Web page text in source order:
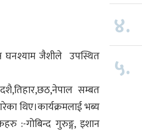
घनश्याम जैशीले उपस्थित
सम्बत
थिए।कार्यक्रमलाई भब्य
:-गोबिन्द गुरुङ्ग, इशान
४.
५.